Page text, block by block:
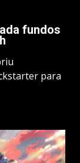
fundos
para